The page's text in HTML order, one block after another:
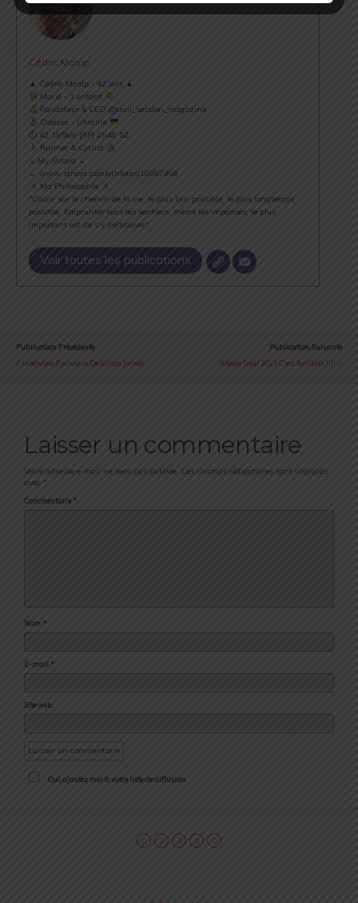
Cédric Masip
▲ Cédric Masip - 42 ans ▲
Marié - 1 enfant
Fondateur & CEO @trail_session_magazine
Odessa - Ukraine
⏱ 42.195km [RP] 2h46’52
Runner & Cyclist
⇣ My Strava ⇣
→ www.strava.com/athletes/18867396
Ma Philosophie
"Courir sur le chemin de la vie, le plus loin possible, le plus longtemps
possible. Emprunter tous les sentiers, même les impasses, le plus
important est de s’y (re)trouver".
Voir toutes les publications
Publication Précédente
Interview Exclusive De Kilian Jornet
Publication Suivante
Alésia Trail 2013, C'est Terriblix !!!!
Laisser un commentaire
Votre adresse e-mail ne sera pas publiée. Les champs obligatoires sont indiqués
avec *
Commentaire *
Nom *
E-mail *
Site web
Oui, ajoutez moi à votre liste de diffusion.